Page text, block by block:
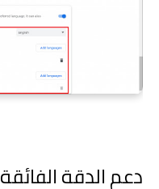
دعم الدقة الفائقة Nvidia RTX